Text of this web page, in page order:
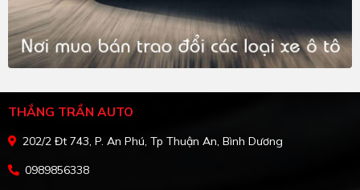
THẮNG TRẦN AUTO
202/2 Đt 743, P. An Phú, Tp Thuận An, Bình Dương
0989856338